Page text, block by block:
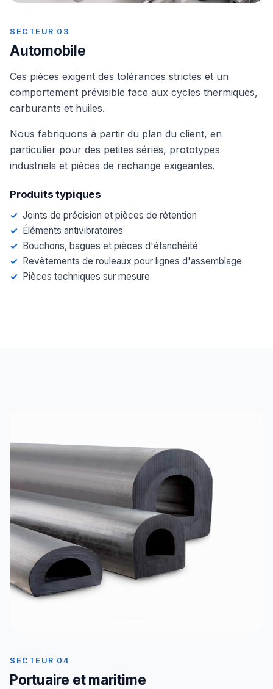
SECTEUR 03
Automobile
Ces pièces exigent des tolérances strictes et un
comportement prévisible face aux cycles thermiques,
carburants et huiles.
Nous fabriquons à partir du plan du client, en
particulier pour des petites séries, prototypes
industriels et pièces de rechange exigeantes.
Produits typiques
Joints de précision et pièces de rétention
Éléments antivibratoires
Bouchons, bagues et pièces d'étanchéité
Revêtements de rouleaux pour lignes d'assemblage
Pièces techniques sur mesure
SECTEUR 04
Portuaire et maritime